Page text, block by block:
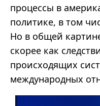
процессы в
политике, в том
Но в общей
скорее как
происходящих
международных